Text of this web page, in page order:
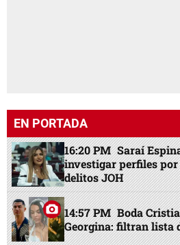
EN PORTADA
16:20 PM Saraí
investigar perfiles
delitos JOH
14:57 PM Boda
Georgina: filtran lista